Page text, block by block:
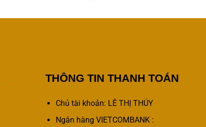
THÔNG TIN THANH TOÁN
Chủ tài khoản: LÊ THỊ THÚY
Ngân hàng VIETCOMBANK :